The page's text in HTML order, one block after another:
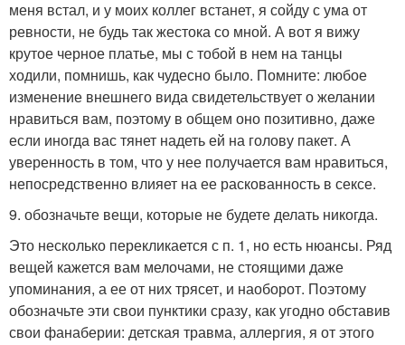
меня встал, и у моих коллег встанет, я сойду с ума от
ревности, не будь так жестока со мной. А вот я вижу
крутое черное платье, мы с тобой в нем на танцы
ходили, помнишь, как чудесно было. Помните: любое
изменение внешнего вида свидетельствует о желании
нравиться вам, поэтому в общем оно позитивно, даже
если иногда вас тянет надеть ей на голову пакет. А
уверенность в том, что у нее получается вам нравиться,
непосредственно влияет на ее раскованность в сексе.
9. обозначьте вещи, которые не будете делать никогда.
Это несколько перекликается с п. 1, но есть нюансы. Ряд
вещей кажется вам мелочами, не стоящими даже
упоминания, а ее от них трясет, и наоборот. Поэтому
обозначьте эти свои пунктики сразу, как угодно обставив
свои фанаберии: детская травма, аллергия, я от этого